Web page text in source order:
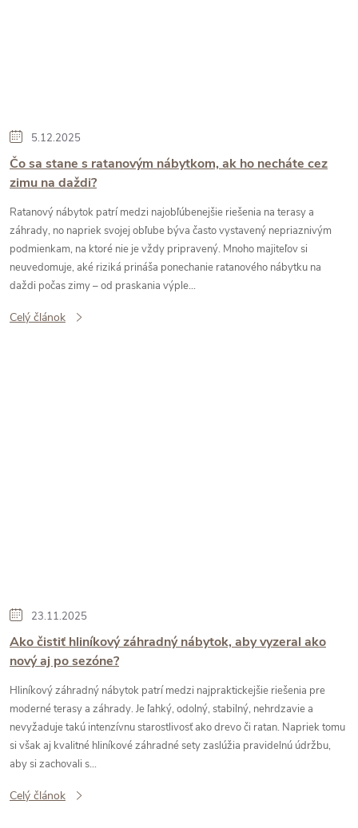
5.12.2025
Čo sa stane s ratanovým nábytkom, ak ho necháte cez
zimu na daždi?
Ratanový nábytok patrí medzi najobľúbenejšie riešenia na terasy a
záhrady, no napriek svojej obľube býva často vystavený nepriaznivým
podmienkam, na ktoré nie je vždy pripravený. Mnoho majiteľov si
neuvedomuje, aké riziká prináša ponechanie ratanového nábytku na
daždi počas zimy – od praskania výple...
Celý článok
23.11.2025
Ako čistiť hliníkový záhradný nábytok, aby vyzeral ako
nový aj po sezóne?
Hliníkový záhradný nábytok patrí medzi najpraktickejšie riešenia pre
moderné terasy a záhrady. Je ľahký, odolný, stabilný, nehrdzavie a
nevyžaduje takú intenzívnu starostlivosť ako drevo či ratan. Napriek tomu
si však aj kvalitné hliníkové záhradné sety zaslúžia pravidelnú údržbu,
aby si zachovali s...
Celý článok